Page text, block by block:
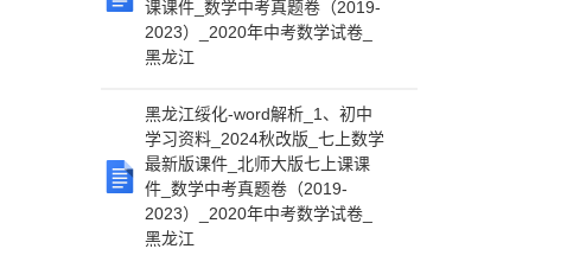
课课件_数学中考真题卷（2019-
2023）_2020年中考数学试卷_
黑龙江
黑龙江绥化-word解析_1、初中
学习资料_2024秋改版_七上数学
最新版课件_北师大版七上课课
件_数学中考真题卷（2019-
2023）_2020年中考数学试卷_
黑龙江